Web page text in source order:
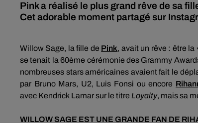
Pink a réalisé le plus grand rêve de sa
Cet adorable moment partagé sur
Willow Sage, la fille de Pink, avait un rêve : être la
se tenait la 60ème cérémonie des Grammy
nombreuses stars américaines avaient fait le
par Bruno Mars, U2, Luis Fonsi ou encore
avec Kendrick Lamar sur le titre Loyalty, mais sa
WILLOWSAGE EST UNE GRANDE FAN DE